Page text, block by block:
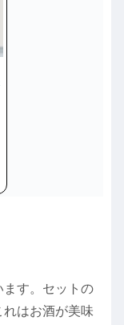
ます。セットの
はお酒が美味